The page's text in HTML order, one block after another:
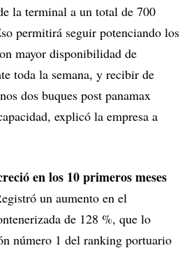
la terminal a un total de 700
permitirá seguir potenciando los
mayor disponibilidad de
toda la semana, y recibir de
dos buques post panamax
explicó la empresa a
en los 10 primeros meses
un aumento en el
de 128 %, que lo
número 1 del ranking portuario